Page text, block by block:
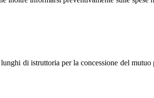
di istruttoria per la concessione del